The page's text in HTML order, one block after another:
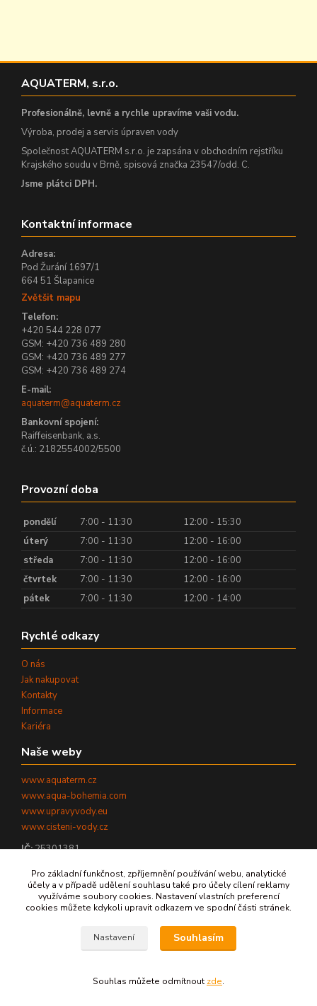
AQUATERM, s.r.o.
Profesionálně, levně a rychle upravíme vaši vodu.
Výroba, prodej a servis úpraven vody
Společnost AQUATERM s.r.o. je zapsána v obchodním rejstříku
Krajského soudu v Brně, spisová značka 23547/odd. C.
Jsme plátci DPH.
Kontaktní informace
Adresa:
Pod Žurání 1697/1
664 51 Šlapanice
Zvětšit mapu
Telefon:
+420 544 228 077
GSM: +420 736 489 280
GSM: +420 736 489 277
GSM: +420 736 489 274
E-mail:
aquaterm@aquaterm.cz
Bankovní spojení:
Raiffeisenbank, a.s.
č.ú.: 2182554002/5500
Provozní doba
pondělí 7:00 - 11:30
12:00 - 15:30
úterý
7:00 - 11:30
12:00 - 16:00
středa
7:00 - 11:30
12:00 - 16:00
čtvrtek
7:00 - 11:30
12:00 - 16:00
pátek
7:00 - 11:30 12:00 - 14:00
Rychlé odkazy
O nás
Jak nakupovat
Kontakty
Informace
Kariéra
Naše weby
www.aquaterm.cz
www.aqua-bohemia.com
www.upravyvody.eu
www.cisteni-vody.cz
IČ:25301381
AQUATERM, s.r.o. - Všechna práva vyhrazena.
Zpět nahoru ↑
Pro základní funkčnost, zpříjemnění používání webu, analytické
účely a v případě udělení souhlasu také pro účely cílení reklamy
využíváme soubory cookies. Nastavení vlastních preferencí
cookies můžete kdykoli upravit odkazem ve spodní části stránek.
Nastavení Souhlasím
Souhlas můžete odmítnout zde.